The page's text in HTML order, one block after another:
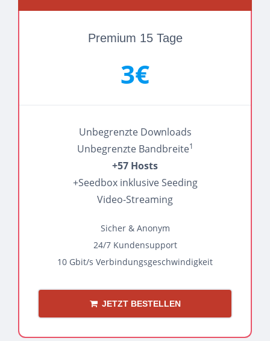
Premium 15 Tage
3€
Unbegrenzte Downloads
Unbegrenzte Bandbreite1
+57 Hosts
+Seedbox inklusive Seeding
Video-Streaming
Sicher & Anonym
24/7 Kundensupport
10 Gbit/s Verbindungsgeschwindigkeit
JETZT BESTELLEN